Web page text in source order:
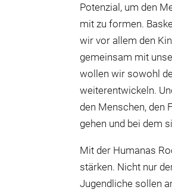
Potenzial, um den
mit zu formen.
wir vor allem den
gemeinsam mit
wollen wir sowohl
weiterentwickeln.
den Menschen, den
gehen und bei dem
Mit der Humanas
stärken. Nicht nur
Jugendliche sollen